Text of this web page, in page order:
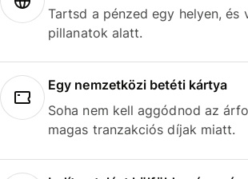
Tartsd a pénzed egy helyen, és
pillanatok alatt.
Egy nemzetközi betéti kártya
Soha nem kell aggódnod az
magas tranzakciós díjak miatt.